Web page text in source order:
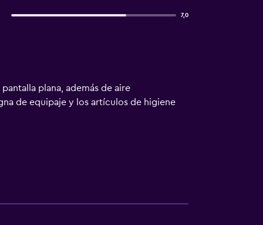
7,0
plana, además de aire
de equipaje y los artículos de higiene